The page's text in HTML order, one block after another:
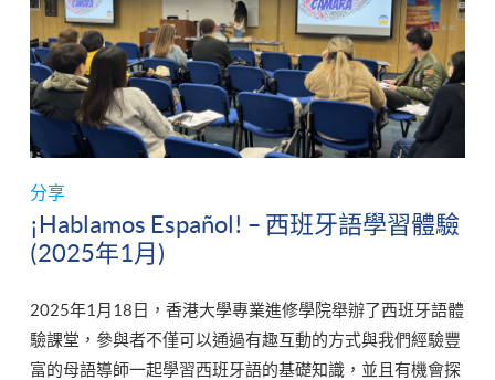
分享
¡Hablamos Español! – 西班牙語學習體驗
(2025年1月)
2025年1月18日，香港大學專業進修學院舉辦了西班牙語體
驗課堂，參與者不僅可以通過有趣互動的方式與我們經驗豐
富的母語導師一起學習西班牙語的基礎知識，並且有機會探